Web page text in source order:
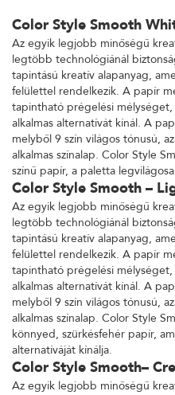
Color Style Smooth
Az egyik legjobb minőségű
legtöbb technológiánál
tapintású kreatív alapanyag,
felülettel rendelkezik. A papír
tapintható prégelési
alkalmas alternatívát kínál. A
melyből 9 szín világos tónusú,
alkalmas színalap. Color Style
színű papír, a paletta
Color Style Smooth –
Az egyik legjobb minőségű
legtöbb technológiánál
tapintású kreatív alapanyag,
felülettel rendelkezik. A papír
tapintható prégelési
alkalmas alternatívát kínál. A
melyből 9 szín világos tónusú,
alkalmas színalap. Color Style
könnyed, szürkésfehér papír,
alternatíváját kínálja.
Color Style Smooth–
Az egyik legjobb minőségű